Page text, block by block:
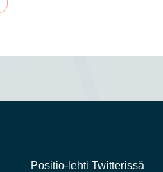
Positio-lehti Twitterissä